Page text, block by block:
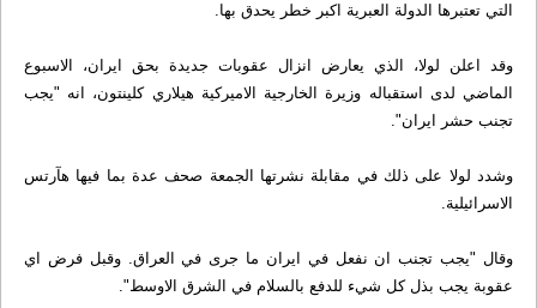
التي تعتبرها الدولة العبرية اكبر خطر يحدق بها.
وقد اعلن لولا، الذي يعارض انزال عقوبات جديدة بحق ايران، الاسبوع
الماضي لدى استقباله وزيرة الخارجية الاميركية هيلاري كلينتون، انه "يجب
تجنب حشر ايران".
وشدد لولا على ذلك في مقابلة نشرتها الجمعة صحف عدة بما فيها هآرتس
الاسرائيلية.
وقال "يجب تجنب ان نفعل في ايران ما جرى في العراق. وقبل فرض اي
عقوبة يجب بذل كل شيء للدفع بالسلام في الشرق الاوسط".